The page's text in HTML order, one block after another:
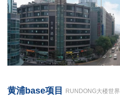
黄浦base项目 RUNDONG大楼世界